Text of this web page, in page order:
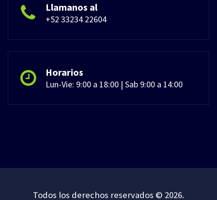
Llamanos al
+52 33234 22604
Horarios
Lun-Vie: 9:00 a 18:00 | Sab 9:00 a 14:00
Todos los derechos reservados © 2026.